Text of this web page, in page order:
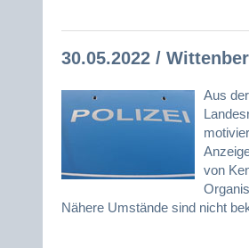
30.05.2022 /
Aus
von
Nähere Umstände sind nicht